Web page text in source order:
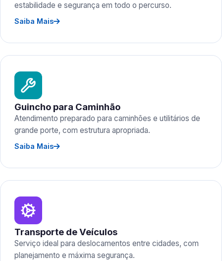
estabilidade e segurança em todo o percurso.
Saiba Mais
Guincho para Caminhão
Atendimento preparado para caminhões e utilitários de
grande porte, com estrutura apropriada.
Saiba Mais
Transporte de Veículos
Serviço ideal para deslocamentos entre cidades, com
planejamento e máxima segurança.